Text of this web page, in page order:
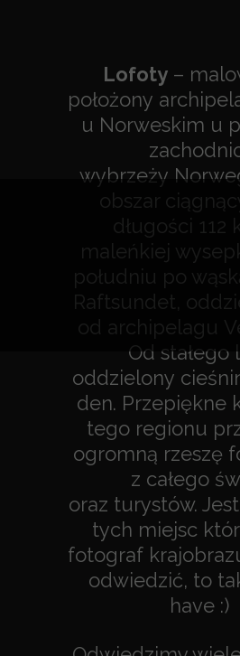
Lofoty –
położony
u Norweskim u
wybrzeży
obszar
długości 112
maleńkiej
południu po
Raftsundet,
od archipelagu
Od stałego
oddzielony
den. Przepiękne
tego regionu
ogromną rzeszę
z całego
oraz turystów.
tych miejsc
fotograf
odwiedzić, to
have :)